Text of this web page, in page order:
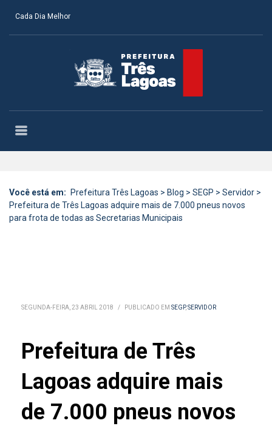
Cada Dia Melhor
Você está em: Prefeitura Três Lagoas > Blog > SEGP > Servidor >
Prefeitura de Três Lagoas adquire mais de 7.000 pneus novos
para frota de todas as Secretarias Municipais
SEGUNDA-FEIRA, 23 ABRIL 2018 / PUBLICADO EM SEGP,SERVIDOR
Prefeitura de Três
Lagoas adquire mais
de 7.000 pneus novos